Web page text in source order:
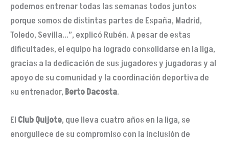
podemos entrenar todas las semanas todos juntos
porque somos de distintas partes de España, Madrid,
Toledo, Sevilla…”, explicó Rubén. A pesar de estas
dificultades, el equipo ha logrado consolidarse en la liga,
gracias a la dedicación de sus jugadores y jugadoras y al
apoyo de su comunidad y la coordinación deportiva de
su entrenador, BertoDacosta.
El Club Quijote, que lleva cuatro años en la liga, se
enorgullece de su compromiso con la inclusión de